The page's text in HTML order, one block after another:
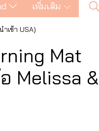
เพิ่มเติม
เข้า USA)
Mat
Melissa &